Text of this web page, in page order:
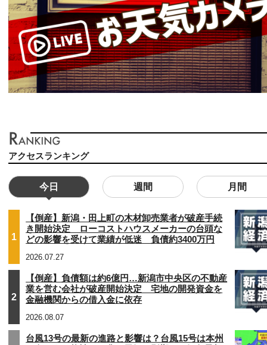
アクセスランキング
今日 週間 月間
1
【倒産】新潟・田上町の木材卸売業者が破産手続
き開始決定 ローコストハウスメーカーの台頭な
どの影響を受けて業績が低迷 負債約3400万円
2026.07.27
2
【倒産】負債額は約6億円…新潟市中央区の不動産
業を営む会社が破産開始決定 宅地の開発資金を
金融機関からの借入金に依存
2026.08.07
台風13号の最新の進路と影響は？台風15号は本州